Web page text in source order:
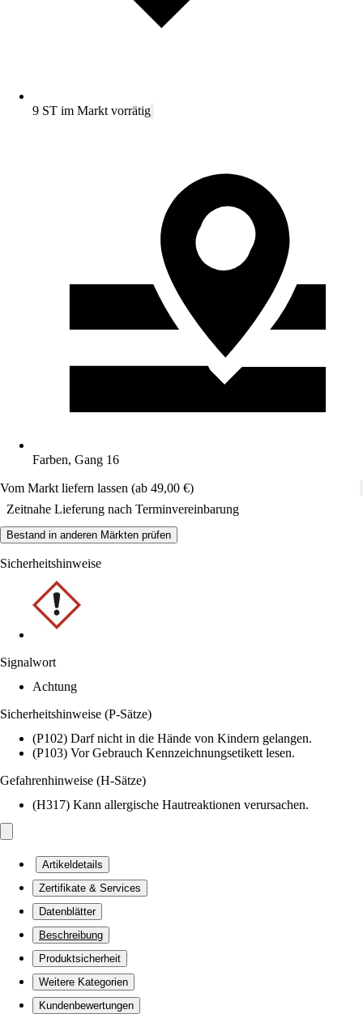
9 ST im Markt vorrätig
Farben, Gang 16
Vom Markt liefern lassen (ab 49,00 €)
Zeitnahe Lieferung nach Terminvereinbarung
Bestand in anderen Märkten prüfen
Sicherheitshinweise
Signalwort
Achtung
Sicherheitshinweise (P-Sätze)
(P102) Darf nicht in die Hände von Kindern gelangen.
(P103) Vor Gebrauch Kennzeichnungsetikett lesen.
Gefahrenhinweise (H-Sätze)
(H317) Kann allergische Hautreaktionen verursachen.
Artikeldetails
Zertifikate & Services
Datenblätter
Beschreibung
Produktsicherheit
Weitere Kategorien
Kundenbewertungen